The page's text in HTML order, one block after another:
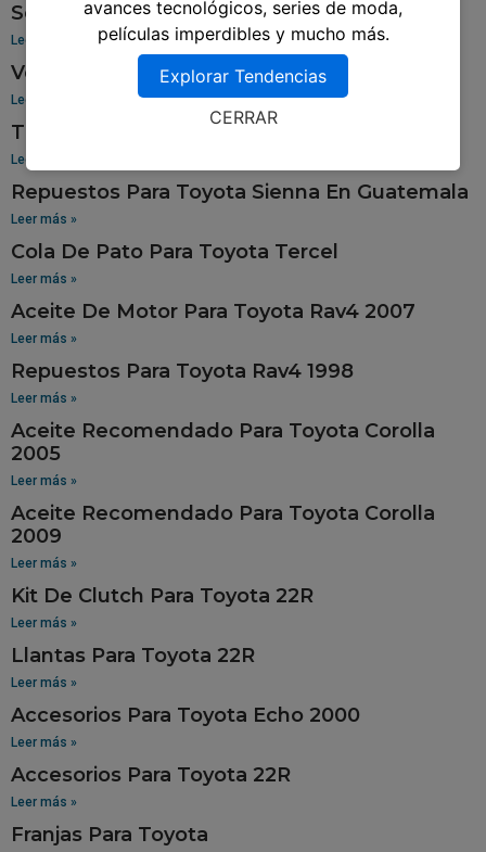
Sensor De Oxigeno Para Toyota Corolla
Leer más »
Venta De Aros Para Toyota Hilux
Leer más »
Tablero Para Toyota 94
Leer más »
Repuestos Para Toyota Sienna En Guatemala
Leer más »
Cola De Pato Para Toyota Tercel
Leer más »
Aceite De Motor Para Toyota Rav4 2007
Leer más »
Repuestos Para Toyota Rav4 1998
Leer más »
Aceite Recomendado Para Toyota Corolla
2005
Leer más »
Aceite Recomendado Para Toyota Corolla
2009
Leer más »
Kit De Clutch Para Toyota 22R
Leer más »
Llantas Para Toyota 22R
Leer más »
Accesorios Para Toyota Echo 2000
Leer más »
Accesorios Para Toyota 22R
Leer más »
Franjas Para Toyota
avances tecnológicos, series de moda,
películas imperdibles y mucho más.
Explorar Tendencias
CERRAR